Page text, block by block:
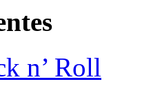
n’ Roll